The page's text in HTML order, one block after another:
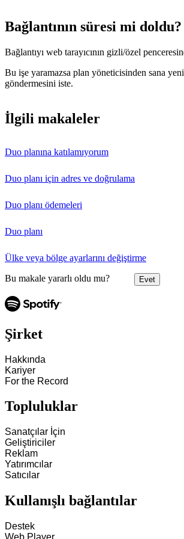
Bağlantının süresi mi doldu?
Bağlantıyı web tarayıcının gizli/özel
Bu işe yaramazsa plan yöneticisinden sana
göndermesini iste.
İlgili makaleler
Duo planına katılamıyorum
Duo planı için adres ve doğrulama
Duo planı ödemeleri
Duo planı
Ülke veya bölge ayarlarını değiştirme
Bu makale yararlı oldu mu? Evet
Şirket
Hakkında
Kariyer
For the Record
Topluluklar
Sanatçılar İçin
Geliştiriciler
Reklam
Yatırımcılar
Satıcılar
Kullanışlı bağlantılar
Destek